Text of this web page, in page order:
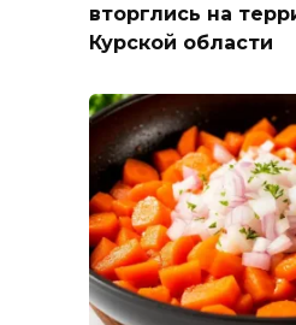
вторглись на
Курской области